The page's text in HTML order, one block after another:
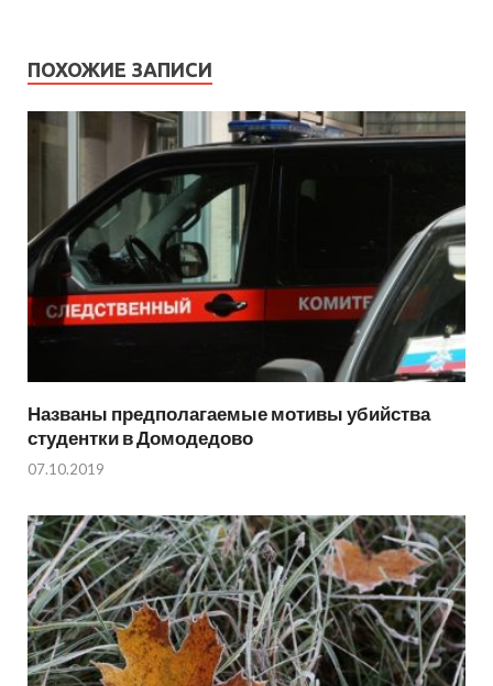
ПОХОЖИЕ ЗАПИСИ
Названы предполагаемые мотивы убийства
студентки в Домодедово
07.10.2019